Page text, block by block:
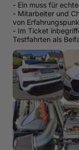
- Ein muss für
- Mitarbeiter und
von
- Im Ticket
Testfahrten als